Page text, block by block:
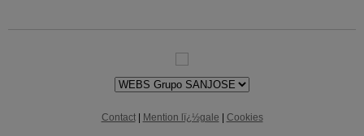
Contact| Mention lï¿½gale Cookies